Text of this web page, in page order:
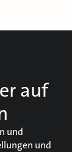
auf
und
und